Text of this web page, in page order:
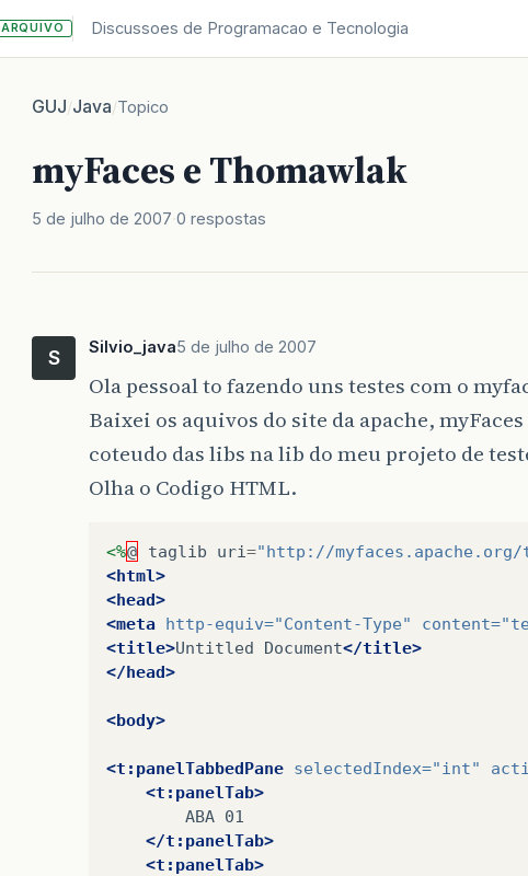
ARQUIVO Discussoes de Programacao e Tecnologia
GUJ/Java/Topico
myFaces e Thomawlak
5 de julho de 2007 0 respostas
S Silvio_java5 de julho de 2007
Ola pessoal to fazendo uns testes com o
Baixei os aquivos do site da apache,
coteudo das libs na lib do meu projeto de
Olha o Codigo HTML.
<%@ taglib uri="http://myfaces.apache.org/
<html>
<head>
<meta http-equiv="Content-Type" content=
<title>Untitled Document</title>
</head>
<body>
<t:panelTabbedPane selectedIndex="int"
<t:panelTab>
ABA
</t:panelTab>
<t:panelTab>